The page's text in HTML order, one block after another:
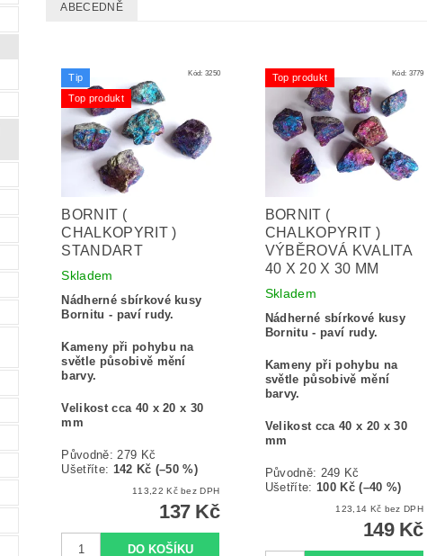
ABECEDNĚ
Tip
Top produkt
Kód:3250
BORNIT (
CHALKOPYRIT )
STANDART
Skladem
Nádherné sbírkové kusy
Bornitu - paví rudy.
Kameny při pohybu na
světle působivě mění
barvy.
Velikost cca 40 x 20 x 30
mm
Původně:279 Kč
Ušetříte: 142 Kč (–50 %)
113,22 Kč bez DPH
137 Kč
Top produkt Kód: 3779
BORNIT (
CHALKOPYRIT )
VÝBĚROVÁ KVALITA
40 X 20 X 30 MM
Skladem
Nádherné sbírkové kusy
Bornitu - paví rudy.
Kameny při pohybu na
světle působivě mění
barvy.
Velikost cca 40 x 20 x 30
mm
Původně: 249 Kč
Ušetříte:100 Kč (–40 %)
123,14 Kč bez DPH
149 Kč